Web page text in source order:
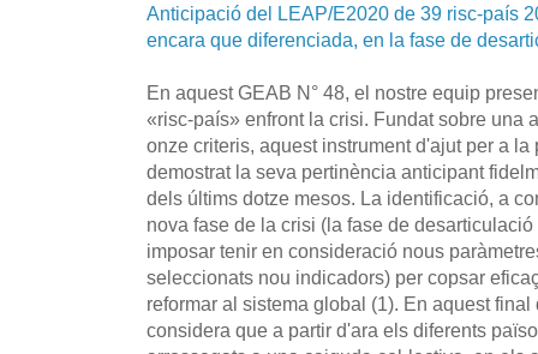
Anticipació del LEAP/E2020 de 39 risc-país
encara que diferenciada, en la fase de
En aquest GEAB N° 48, el nostre equip
«risc-país» enfront la crisi. Fundat sobre una
onze criteris, aquest instrument d'ajut per a
demostrat la seva pertinència anticipant
dels últims dotze mesos. La identificació, a
nova fase de la crisi (la fase de
imposar tenir en consideració nous
seleccionats nou indicadors) per copsar
reformar al sistema global (1). En aquest
considera que a partir d'ara els diferents